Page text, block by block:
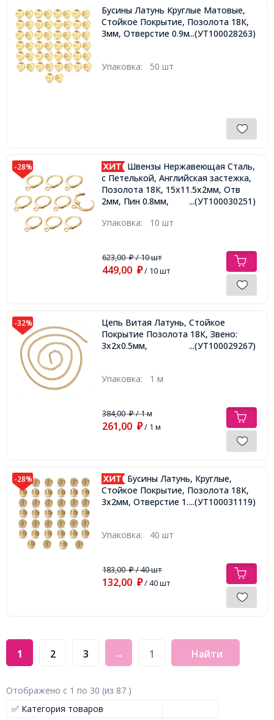
Бусины Латунь Круглые Матовые,
Стойкое Покрытие, Позолота 18К,
3мм, Отверстие 0.9мм,...(УТ100028263)
Упаковка: 50 шт
-28%
Швензы Нержавеющая Сталь,
c Петелькой, Английская застежка,
Позолота 18К, 15x11.5x2мм, Отв
2мм, Пин 0.8мм,
...(УТ100030251)
Упаковка: 10 шт
623,00₽/ 10 шт
449,00 ₽/ 10 шт
-32%
Цепь Витая Латунь, Стойкое
Покрытие Позолота 18К, Звено:
3х2х0.5мм,
...(УТ100029267)
Упаковка: 1 м
384,00₽/ 1 м
261,00 ₽/ 1 м
-28%
Бусины Латунь, Круглые,
Стойкое Покрытие, Позолота 18К,
3х2мм, Отверстие 1.2мм,...(УТ100031119)
Упаковка: 40 шт
183,00₽/ 40 шт
132,00 ₽/ 40 шт
1 2 3 → Найти
Отображено с 1 по 30 (из 87 )
✅ Категория товаров